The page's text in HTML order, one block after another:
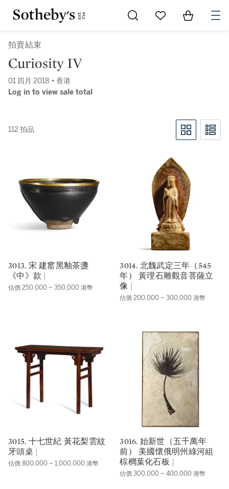
Go to My Favorites
Items in
拍賣結束
Curiosity IV
01 四月 2018 • 香港
Log in to view sale total
112 拍品
3013. 宋 建窰黑釉茶盞
《中》款 |
估價 250,000 – 350,000 港幣
3014. 北魏武定三年（545
年） 黃理石雕觀音菩薩立
像 |
估價 200,000 – 300,000 港幣
3015. 十七世紀 黃花梨雲紋
牙頭桌 |
估價 800,000 – 1,000,000 港幣
3016. 始新世（五千萬年
前） 美國懷俄明州綠河組
棕櫚葉化石板 |
估價 300,000 – 400,000 港幣